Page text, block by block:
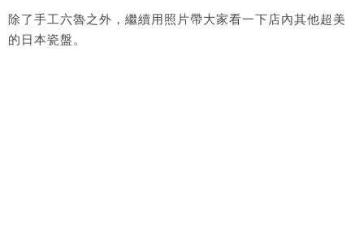
除了手工六魯之外，繼續用照片帶大家看一下店內其他超美
的日本瓷盤。